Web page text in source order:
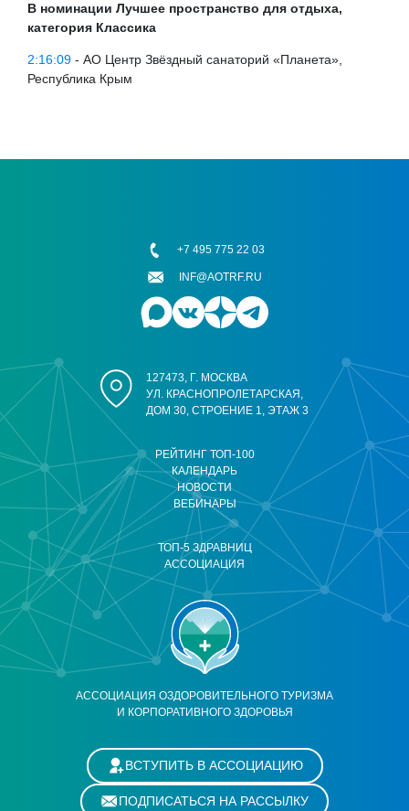
В номинации Лучшее пространство для отдыха,
категория Классика
2:16:09 - АО Центр Звёздный санаторий «Планета»,
Республика Крым
АССОЦИАЦИЯ ОЗДОРОВИТЕЛЬНОГО ТУРИЗМА
И КОРПОРАТИВНОГО ЗДОРОВЬЯ
РЕЙТИНГ ТОП-100
КАЛЕНДАРЬ
НОВОСТИ
ВЕБИНАРЫ
ТОП-5 ЗДРАВНИЦ
АССОЦИАЦИЯ
127473, Г. МОСКВА
УЛ. КРАСНОПРОЛЕТАРСКАЯ,
ДОМ 30, СТРОЕНИЕ 1, ЭТАЖ 3
+7 495 775 22 03
INF@AOTRF.RU
ВСТУПИТЬ В АССОЦИАЦИЮ
ПОДПИСАТЬСЯ НА РАССЫЛКУ